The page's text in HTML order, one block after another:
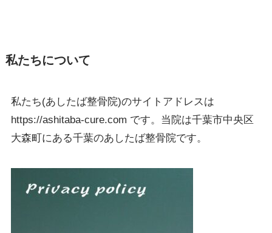
私たちについて
私たち(あしたば整骨院)のサイトアドレスは
https://ashitaba-cure.com です。当院は千葉市中央区
大森町にある千葉のあしたば整骨院です。